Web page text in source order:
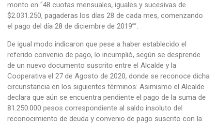
monto en “48 cuotas mensuales, iguales y sucesivas de
$2.031.250, pagaderas los días 28 de cada mes, comenzando
el pago del día 28 de diciembre de 2019””.
De igual modo indicaron que pese a haber establecido el
referido convenio de pago, lo incumplió, según se desprende
de un nuevo documento suscrito entre el Alcalde y la
Cooperativa el 27 de Agosto de 2020, donde se reconoce dicha
circunstancia en los siguientes términos: Asimismo el Alcalde
declara que aún se encuentra pendiente el pago de la suma de
81.250.000 pesos correspondiente al saldo insoluto del
reconocimiento de deuda y convenio de pago suscrito con la